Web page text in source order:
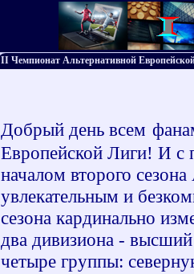
II Чемпионат Альтернативной
Добрый день всем
Европейской Лиги! И с
началом второго
увлекательным и
сезона кардинально
два дивизиона -
четыре группы: